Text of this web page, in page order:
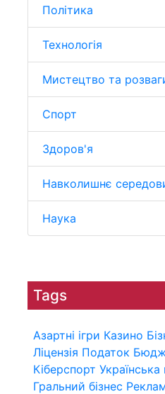
Політика
Технологія
Мистецтво та
Спорт
Здоров'я
Навколишнє
Наука
Tags
Азартні ігри Казино
Ліцензія Податок
Кіберспорт Українська
Гральний бізнес